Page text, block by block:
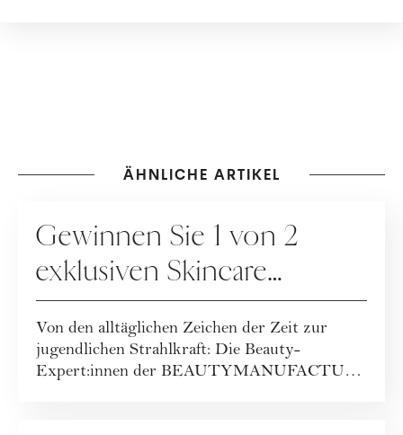
ÄHNLICHE ARTIKEL
Gewinnen Sie 1 von 2
exklusiven Skincare
Packages der
BEAUTYMANUFACTUR!
Von den alltäglichen Zeichen der Zeit zur
jugendlichen Strahlkraft: Die Beauty-
Expert:innen der BEAUTYMANUFACTUR